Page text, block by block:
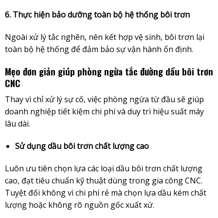
6. Thực hiện bảo dưỡng toàn bộ hệ thống bôi trơn
Ngoài xử lý tắc nghẽn, nên kết hợp vệ sinh, bôi trơn lại
toàn bộ hệ thống để đảm bảo sự vận hành ổn định.
Mẹo đơn giản giúp phòng ngừa tắc đường dầu bôi trơn
CNC
Thay vì chỉ xử lý sự cố, việc phòng ngừa từ đầu sẽ giúp
doanh nghiệp tiết kiệm chi phí và duy trì hiệu suất máy
lâu dài.
Sử dụng dầu bôi trơn chất lượng cao
Luôn ưu tiên chọn lựa các loại dầu bôi trơn chất lượng
cao, đạt tiêu chuẩn kỹ thuật dùng trong gia công CNC.
Tuyệt đối không vì chi phí rẻ mà chọn lựa dầu kém chất
lượng hoặc không rõ nguồn gốc xuất xứ.